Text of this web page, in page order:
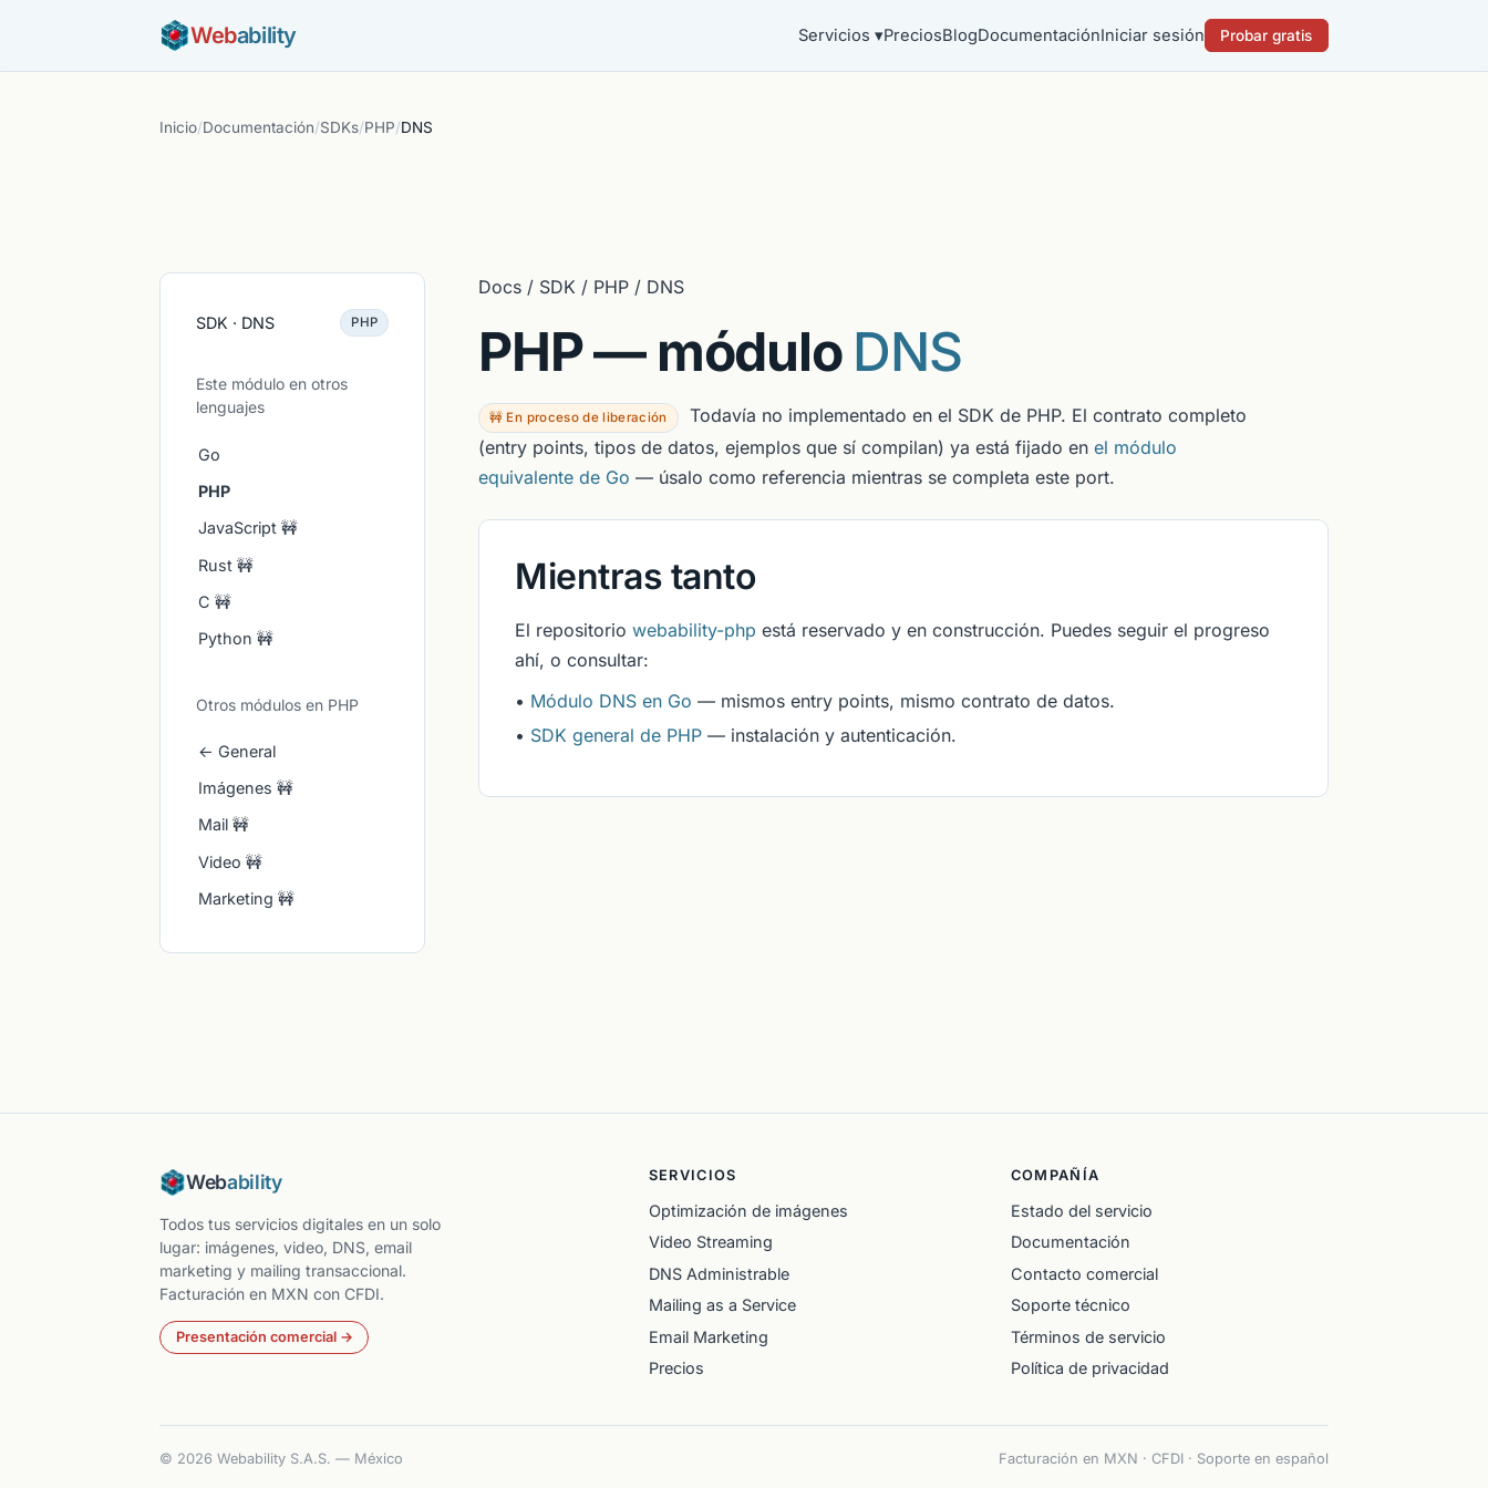
Webability Servicios ▾PreciosBlogDocumentaciónIniciar sesión Probar gratis
Inicio/Documentación/SDKs/PHP/DNS
SDK · DNS PHP
Este módulo en otros
lenguajes
Go
PHP
JavaScript 🚧
Rust 🚧
C 🚧
Python 🚧
Otros módulos en PHP
← General
Imágenes 🚧
Mail 🚧
Video 🚧
Marketing 🚧
Docs / SDK / PHP / DNS
PHP — módulo DNS
🚧 En proceso de liberación
Todavía no implementado en el SDK de PHP. El contrato completo
(entry points, tipos de datos, ejemplos que sí compilan) ya está fijado en el módulo
equivalente de Go — úsalo como referencia mientras se completa este port.
Mientras tanto
El repositorio webability-php está reservado y en construcción. Puedes seguir el progreso
ahí, o consultar:
• Módulo DNS en Go — mismos entry points, mismo contrato de datos.
• SDK general de PHP — instalación y autenticación.
Webability
Todos tus servicios digitales en un solo
lugar: imágenes, video, DNS, email
marketing y mailing transaccional.
Facturación en MXN con CFDI.
Presentación comercial →
SERVICIOS
Optimización de imágenes
Video Streaming
DNS Administrable
Mailing as a Service
Email Marketing
Precios
COMPAÑÍA
Estado del servicio
Documentación
Contacto comercial
Soporte técnico
Términos de servicio
Política de privacidad
© 2026 Webability S.A.S. — México Facturación en MXN · CFDI · Soporte en español